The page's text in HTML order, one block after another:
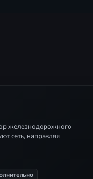
железнодорожного
сеть, направляя